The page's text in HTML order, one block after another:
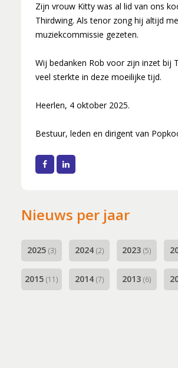
Zijn vrouw Kitty was al lid van ons
Thirdwing. Als tenor zong hij altijd
muziekcommissie gezeten.
Wij bedanken Rob voor zijn inzet bij
veel sterkte in deze moeilijke tijd.
Heerlen, 4 oktober 2025.
Bestuur, leden en dirigent van
Facebook
Nieuws per jaar
2025 (3) 2024 (2) 2023(5)
2015(11) 2014 (7) 2013(6)